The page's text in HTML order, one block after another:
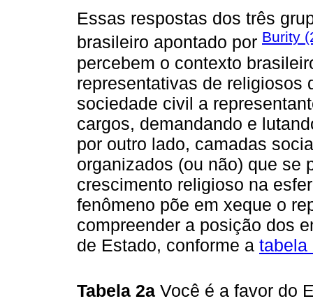
Essas respostas dos três
brasileiro apontado por Burity
percebem o contexto
representativas de religiosos
sociedade civil a
cargos, demandando e
por outro lado, camadas
organizados (ou não) que se
crescimento religioso na
fenômeno põe em xeque o
compreender a posição dos
de Estado, conforme a tabela
Tabela 2a Você é a favor do